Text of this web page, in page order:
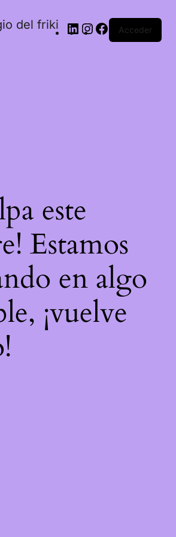
del friki Acceder
este
Estamos
en algo
¡vuelve